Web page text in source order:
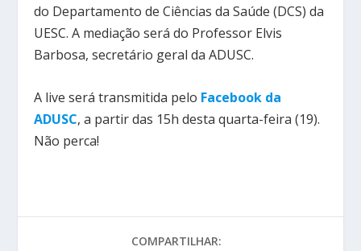
do Departamento de Ciências da Saúde (DCS) da
UESC. A mediação será do Professor Elvis
Barbosa, secretário geral da ADUSC.
A live será transmitida pelo Facebook da
ADUSC, a partir das 15h desta quarta-feira (19).
Não perca!
COMPARTILHAR: